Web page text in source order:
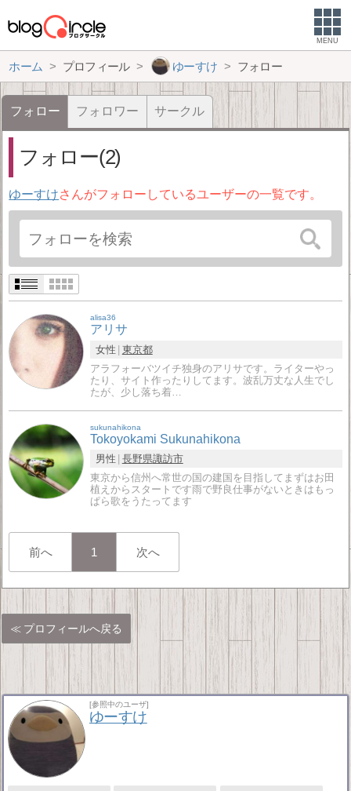
MENU
ホーム プロフィール ゆーすけ フォロー
フォロー フォロワー サークル
フォロー(2)
ゆーすけさんがフォローしているユーザーの一覧です。
alisa36
アリサ
女性 東京都
アラフォーバツイチ独身のアリサです。ライターやっ
たり、サイト作ったりしてます。波乱万丈な人生でし
たが、少し落ち着…
sukunahikona
Tokoyokami Sukunahikona
男性 長野県諏訪市
東京から信州へ常世の国の建国を目指してまずはお田
植えからスタートです雨で野良仕事がないときはもっ
ぱら歌をうたってます
前へ 1 次へ
プロフィールへ戻る
[参照中のユーザ]
ゆーすけ